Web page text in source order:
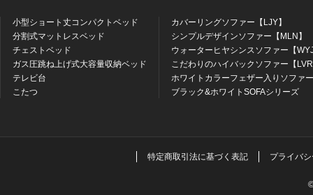
小型ショート丈コンパクトベッド
分割式マットレスベッド
チェストベッド
ガス圧跳ね上げ式大容量収納ベッド
テレビ台
こたつ
カバーリングソファー【LJY】
シンプルデザインソファー【MLN】
ウォーターヒヤシンスソファー【
こだわりのハイバックソファー【
ホワイトカラーフェザー入りソファ
ブラック&ホワイトSOFAシリーズ
特定商取引法に基づく表記 プライバ